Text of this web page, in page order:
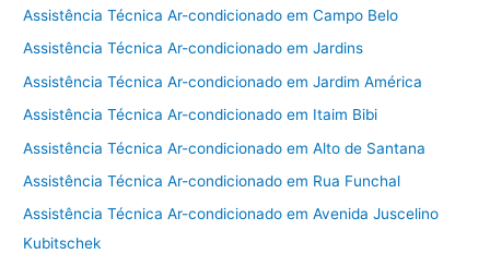
Assistência Técnica Ar-condicionado em Campo Belo
Assistência Técnica Ar-condicionado em Jardins
Assistência Técnica Ar-condicionado em Jardim América
Assistência Técnica Ar-condicionado em Itaim Bibi
Assistência Técnica Ar-condicionado em Alto de Santana
Assistência Técnica Ar-condicionado em Rua Funchal
Assistência Técnica Ar-condicionado em Avenida Juscelino
Kubitschek